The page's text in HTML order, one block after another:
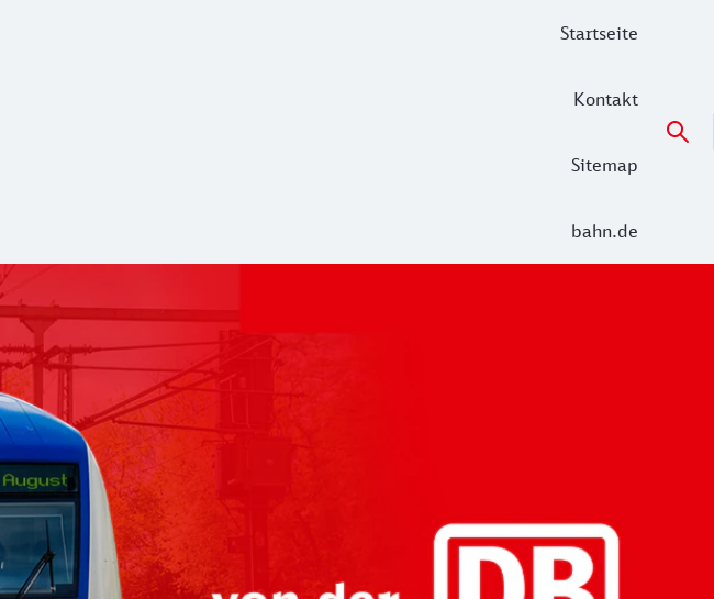
Startseite
Kontakt
Sitemap
bahn.de
Regio
Für Sie bleibt der Alltag in den Netzen Unterelbe (RE 5 Hamburg –